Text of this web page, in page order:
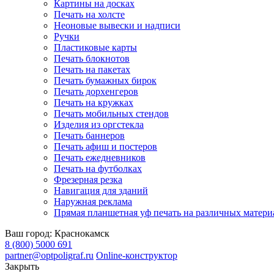
Картины на досках
Печать на холсте
Неоновые вывески и надписи
Ручки
Пластиковые карты
Печать блокнотов
Печать на пакетах
Печать бумажных бирок
Печать дорхенгеров
Печать на кружках
Печать мобильных стендов
Изделия из оргстекла
Печать баннеров
Печать афиш и постеров
Печать ежедневников
Печать на футболках
Фрезерная резка
Навигация для зданий
Наружная реклама
Прямая планшетная уф печать на различных
Ваш город: Краснокамск
8 (800) 5000 691
partner@optpoligraf.ru Online-конструктор
Закрыть